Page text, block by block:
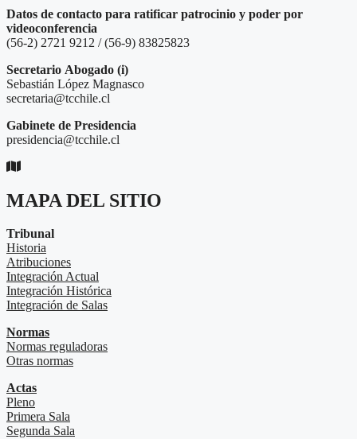
Datos de contacto para ratificar patrocinio y poder por
videoconferencia
(56-2) 2721 9212 / (56-9) 83825823
Secretario Abogado (i)
Sebastián López Magnasco
secretaria@tcchile.cl
Gabinete de Presidencia
presidencia@tcchile.cl
MAPA DEL SITIO
Tribunal
Historia
Atribuciones
Integración Actual
Integración Histórica
Integración de Salas
Normas
Normas reguladoras
Otras normas
Actas
Pleno
Primera Sala
Segunda Sala